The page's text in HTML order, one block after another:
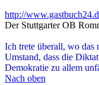
http://
Der Stuttgarter OB
Ich trete überall, wo das
Umstand, dass die
Demokratie zu allem
Nach oben